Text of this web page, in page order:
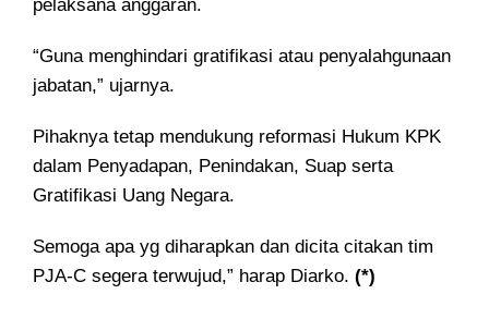
pelaksana anggaran.
“Guna menghindari gratifikasi atau penyalahgunaan
jabatan,” ujarnya.
Pihaknya tetap mendukung reformasi Hukum KPK
dalam Penyadapan, Penindakan, Suap serta
Gratifikasi Uang Negara.
Semoga apa yg diharapkan dan dicita citakan tim
PJA-C segera terwujud,” harap Diarko. (*)